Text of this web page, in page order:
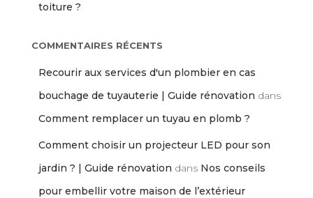
toiture ?
COMMENTAIRES RÉCENTS
Recourir aux services d'un plombier en cas
bouchage de tuyauterie | Guide rénovation dans
Comment remplacer un tuyau en plomb ?
Comment choisir un projecteur LED pour son
jardin ? | Guide rénovation dans Nos conseils
pour embellir votre maison de l’extérieur